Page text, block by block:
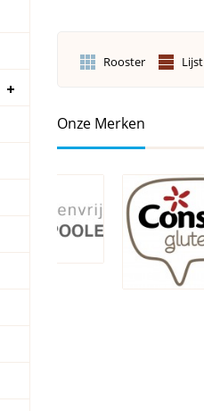
Rooster Lijst
Onze Merken